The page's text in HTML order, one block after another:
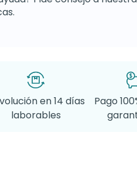
en 14 días
laborables
Pago